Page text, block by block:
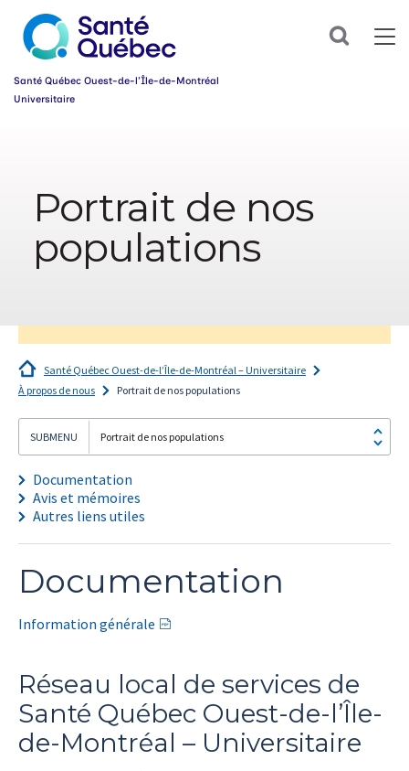
Search
Santé Québec Ouest-de-l’Île-de-Montréal
Universitaire
webPortrait de nos
populations
Santé Québec Ouest-de-l’Île-de-Montréal – Universitaire
À propos de nous
Portrait de nos populations
Portrait de nos populations
Documentation
Avis et mémoires
Autres liens utiles
Documentation
Information générale
Réseau local de services de
Santé Québec Ouest-de-l’Île-
de-Montréal – Universitaire